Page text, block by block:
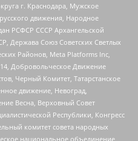
г. Краснодара, Мужское
движения, Народное
РСФСР СССР Архангельской
Держава Союз Советских Светлых
Районов, Meta Platforms Inc,
Добровольческое Движение
Черный Комитет, Татарстанское
движение, Невоград,
Весна, Верховный Совет
Республики, Конгресс
комитет совета народных
национальное объединение,